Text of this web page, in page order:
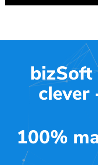
clever
100%